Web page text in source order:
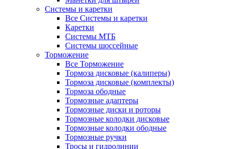
Системы и каретки
Все Системы и каретки
Каретки
Системы МТБ
Системы шоссейные
Торможение
Все Торможение
Тормоза дисковые (калиперы)
Тормоза дисковые (комплекты)
Тормоза ободные
Тормозные адаптеры
Тормозные диски и роторы
Тормозные колодки дисковые
Тормозные колодки ободные
Тормозные ручки
Тросы и гидролинии